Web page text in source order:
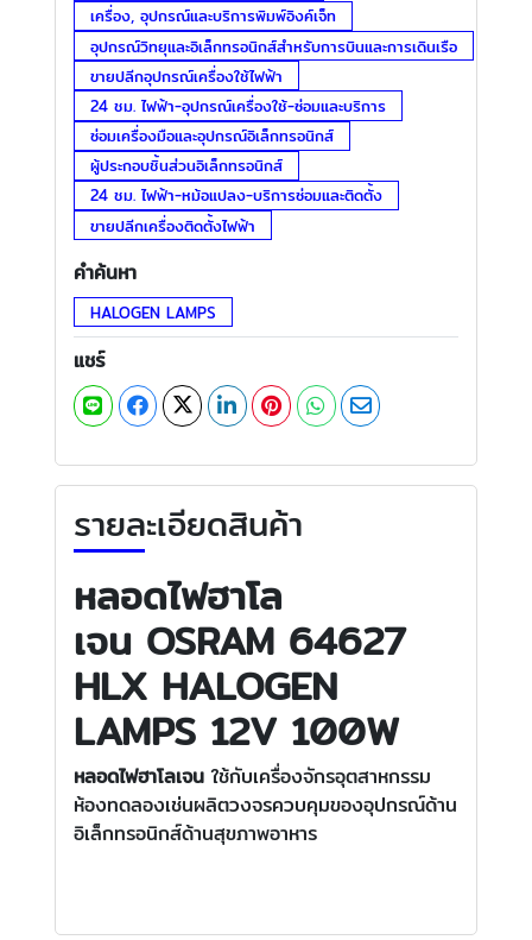
เครื่อง, อุปกรณ์และบริการพิมพ์อิงค์เจ็ท
อุปกรณ์วิทยุและอิเล็กทรอนิกส์สำหรับการบินและการเดินเรือ
ขายปลีกอุปกรณ์เครื่องใช้ไฟฟ้า
24 ชม. ไฟฟ้า-อุปกรณ์เครื่องใช้-ซ่อมและบริการ
ซ่อมเครื่องมือและอุปกรณ์อิเล็กทรอนิกส์
ผู้ประกอบชิ้นส่วนอิเล็กทรอนิกส์
24 ชม. ไฟฟ้า-หม้อแปลง-บริการซ่อมและติดตั้ง
ขายปลีกเครื่องติดตั้งไฟฟ้า
คำค้นหา
HALOGEN LAMPS
แชร์
รายละเอียดสินค้า
หลอดไฟฮาโล
เจน OSRAM 64627
HLX HALOGEN
LAMPS 12V 100W
หลอดไฟฮาโลเจนใช้กับเครื่องจักรอุตสาหกรรม
ห้องทดลองเช่นผลิตวงจรควบคุมของอุปกรณ์ด้าน
อิเล็กทรอนิกส์ด้านสุขภาพอาหาร